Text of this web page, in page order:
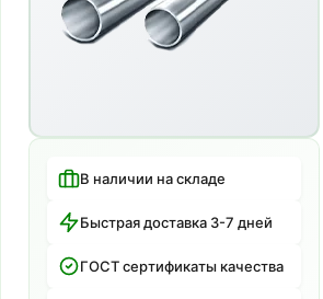
В наличии на складе
Быстрая доставка 3-7 дней
ГОСТ сертификаты качества